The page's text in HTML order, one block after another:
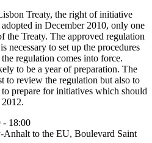
Treaty, the right of initiative
in December 2010, only one
the Treaty. The approved regulation
necessary to set up the procedures
regulation comes into force.
to be a year of preparation. The
to review the regulation but also to
to prepare for initiatives which should
- 18:00
Anhalt to the EU, Boulevard Saint